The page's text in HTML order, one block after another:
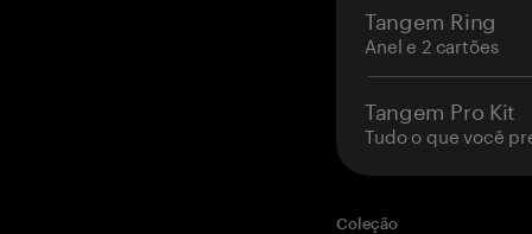
Tangem Ring
Anel e 2 cartões
Tangem Pro Kit
Tudo o que você
Coleção